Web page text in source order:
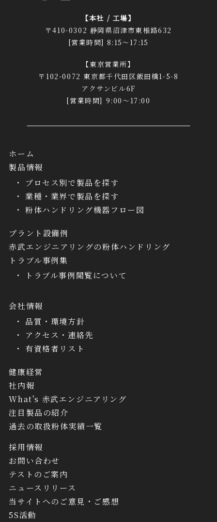
【本社 / 工場】
〒410-0302 静岡県沼津市東椎路632
[営業時間] 8:15～17:15
【東京営業所】
〒102-0072 東京都千代田区飯田橋1-5-8
アクサンビル6F
[営業時間] 9:00～17:00
ホーム
製品情報
プロセス別で製品を探す
業種・業界で製品を探す
粉体ハンドリング機器フロー図
プラント設備例
赤武エンジニアリングの粉体ハンドリング
トラブル事例集
トラブル事例閲覧について
会社情報
品質・環境方針
アクセス・連絡先
有資格者リスト
健康経営
社内報
What's 赤武エンジニアリング
注目製品の紹介
過去の取扱粉体実績一覧
採用情報
お問い合わせ
テストのご案内
ニュースリリース
当サイトへのご意見・ご感想
5S活動